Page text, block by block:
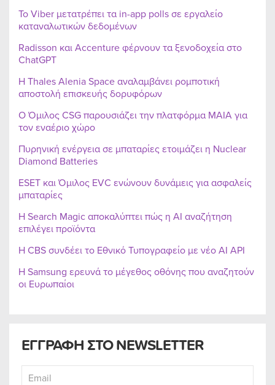
ΕΓΓΡΑΦΗ ΣΤΟ NEWSLETTER
Το Viber μετατρέπει τα in-app polls σε εργαλείο
καταναλωτικών δεδομένων
Radisson και Accenture φέρνουν τα ξενοδοχεία στο
ChatGPT
Η Thales Alenia Space αναλαμβάνει ρομποτική
αποστολή επισκευής δορυφόρων
Ο Όμιλος CSG παρουσιάζει την πλατφόρμα MAIA για
τον εναέριο χώρο
Πυρηνική ενέργεια σε μπαταρίες ετοιμάζει η Nuclear
Diamond Batteries
ESET και Όμιλος EVC ενώνουν δυνάμεις για ασφαλείς
μπαταρίες
Η Search Magic αποκαλύπτει πώς η AI αναζήτηση
επιλέγει προϊόντα
Η CBS συνδέει το Εθνικό Τυπογραφείο με νέο AI API
Η Samsung ερευνά το μέγεθος οθόνης που αναζητούν
οι Ευρωπαίοι